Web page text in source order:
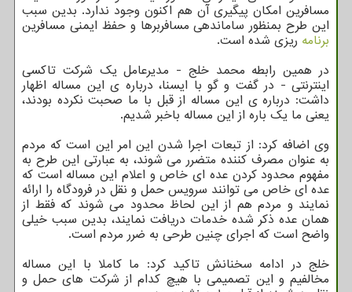
مسافرین امکان پیگیری آن هم اکنون وجود ندارد. بدین سبب
این طرح بمنظور ساماندهی مسافربرها و حفظ ایمنی مسافرین
برنامه ریزی شده است.
در همین رابطه محمد خلج - مدیرعامل یک شرکت تاکسی
اینترنتی - در گفت و گو با ایسنا، درباره ی این مساله اظهار
داشت: درباره ی این مساله از قبل با ما صحبت نکرده بودند،
یعنی ما یک باره از این مساله باخبر شدیم.
وی اضافه کرد: از تبعات اجرا شدن این امر این است که مردم
به عنوان مصرف کننده متضرر می شوند، به عبارتی این طرح به
مفهوم محدود کردن عده ای خاص و اعلام این مساله است که
عده ای خاص می توانند سرویس حمل و نقل در فرودگاه را ارائه
نمایند و مردم هم از این لحاظ محدود می شوند که فقط از
همان عده ذکر شده خدمات دریافت نمایند، بدین سبب خیلی
واضح است که اجرای چنین طرحی به ضرر مردم است.
خلج در ادامه سخنانش تاکید کرد: ما کاملا با این مساله
مخالفیم و این تصمیمی با هیچ کدام از شرکت های حمل و